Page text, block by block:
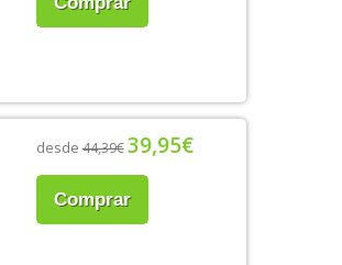
desde 44,39€39,95€
Comprar